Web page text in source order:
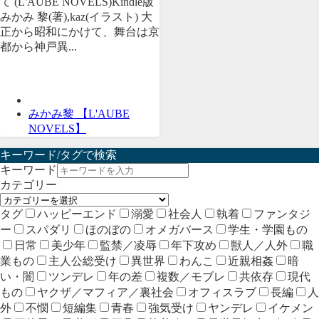
みかみ 黎(著),kaz(イラスト) 大
正から昭和にかけて、舞台は京
都から神戸異...
みかみ黎 【L'AUBE
NOVELS】
キーワード/タグで検索
キーワード
カテゴリー
タグ ハッピーエンド 溺愛 社会人 執着
ファンタジ
ー
スパダリ ほのぼの オメガバース
学生・学園もの
日常
美少年 監禁／凌辱 年下攻め 獣人／人外
職
業もの
主人公総受け 異世界 わんこ 近親相姦
暗
い・闇
ツンデレ 年の差 複数／モブレ 共依存
現代
もの
ヤクザ／マフィア／裏社会 オフィスラブ 長編
人
外
不憫 短編集 青春 強気受け ヤンデレ
イケメン